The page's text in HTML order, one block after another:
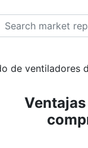
de ventiladores